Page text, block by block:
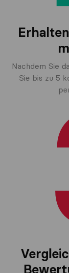
Nachdem Sie
Sie bis zu 5